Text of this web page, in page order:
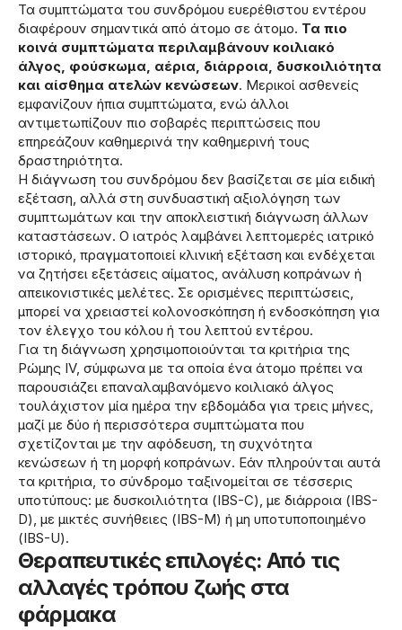
Τα συμπτώματα του συνδρόμου ευερέθιστου εντέρου
διαφέρουν σημαντικά από άτομο σε άτομο. Τα πιο
κοινά συμπτώματα περιλαμβάνουν κοιλιακό
άλγος, φούσκωμα, αέρια, διάρροια, δυσκοιλιότητα
και αίσθημα ατελών κενώσεων. Μερικοί ασθενείς
εμφανίζουν ήπια συμπτώματα, ενώ άλλοι
αντιμετωπίζουν πιο σοβαρές περιπτώσεις που
επηρεάζουν καθημερινά την καθημερινή τους
δραστηριότητα.
Η διάγνωση του συνδρόμου δεν βασίζεται σε μία ειδική
εξέταση, αλλά στη συνδυαστική αξιολόγηση των
συμπτωμάτων και την αποκλειστική διάγνωση άλλων
καταστάσεων. Ο ιατρός λαμβάνει λεπτομερές ιατρικό
ιστορικό, πραγματοποιεί κλινική εξέταση και ενδέχεται
να ζητήσει εξετάσεις αίματος, ανάλυση κοπράνων ή
απεικονιστικές μελέτες. Σε ορισμένες περιπτώσεις,
μπορεί να χρειαστεί κολονοσκόπηση ή ενδοσκόπηση για
τον έλεγχο του κόλου ή του λεπτού εντέρου.
Για τη διάγνωση χρησιμοποιούνται τα κριτήρια της
Ρώμης IV, σύμφωνα με τα οποία ένα άτομο πρέπει να
παρουσιάζει επαναλαμβανόμενο κοιλιακό άλγος
τουλάχιστον μία ημέρα την εβδομάδα για τρεις μήνες,
μαζί με δύο ή περισσότερα συμπτώματα που
σχετίζονται με την αφόδευση, τη συχνότητα
κενώσεων ή τη μορφή κοπράνων. Εάν πληρούνται αυτά
τα κριτήρια, το σύνδρομο ταξινομείται σε τέσσερις
υποτύπους: με δυσκοιλιότητα (IBS-C), με διάρροια (IBS-
D), με μικτές συνήθειες (IBS-M) ή μη υποτυποποιημένο
(IBS-U).
Θεραπευτικές επιλογές: Από τις
αλλαγές τρόπου ζωής στα
φάρμακα